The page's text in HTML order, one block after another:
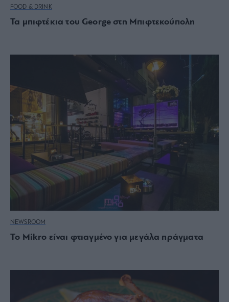
FOOD & DRINK
Τα μπιφτέκια του George στη Μπιφτεκούπολη
NEWSROOM
Το Mikro είναι φτιαγμένο για μεγάλα πράγματα